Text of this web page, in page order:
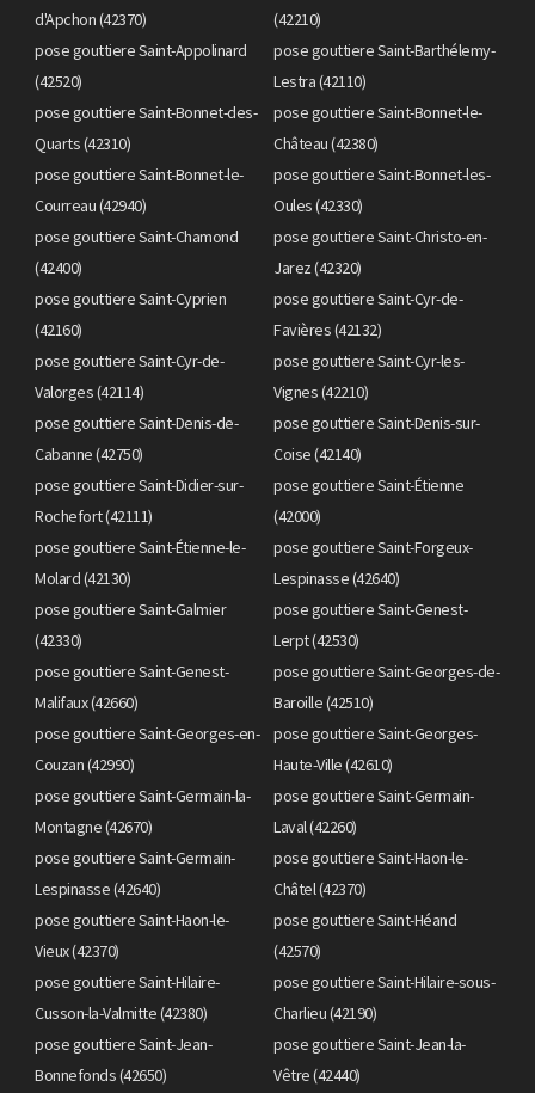
d'Apchon (42370)
(42210)
pose gouttiere Saint-Appolinard
(42520)
pose gouttiere Saint-Barthélemy-
Lestra (42110)
pose gouttiere Saint-Bonnet-des-
Quarts (42310)
pose gouttiere Saint-Bonnet-le-
Château (42380)
pose gouttiere Saint-Bonnet-le-
Courreau (42940)
pose gouttiere Saint-Bonnet-les-
Oules (42330)
pose gouttiere Saint-Chamond
(42400)
pose gouttiere Saint-Christo-en-
Jarez (42320)
pose gouttiere Saint-Cyprien
(42160)
pose gouttiere Saint-Cyr-de-
Favières (42132)
pose gouttiere Saint-Cyr-de-
Valorges (42114)
pose gouttiere Saint-Cyr-les-
Vignes (42210)
pose gouttiere Saint-Denis-de-
Cabanne (42750)
pose gouttiere Saint-Denis-sur-
Coise (42140)
pose gouttiere Saint-Didier-sur-
Rochefort (42111)
pose gouttiere Saint-Étienne
(42000)
pose gouttiere Saint-Étienne-le-
Molard (42130)
pose gouttiere Saint-Forgeux-
Lespinasse (42640)
pose gouttiere Saint-Galmier
(42330)
pose gouttiere Saint-Genest-
Lerpt (42530)
pose gouttiere Saint-Genest-
Malifaux (42660)
pose gouttiere Saint-Georges-de-
Baroille (42510)
pose gouttiere Saint-Georges-en-
Couzan (42990)
pose gouttiere Saint-Georges-
Haute-Ville (42610)
pose gouttiere Saint-Germain-la-
Montagne (42670)
pose gouttiere Saint-Germain-
Laval (42260)
pose gouttiere Saint-Germain-
Lespinasse (42640)
pose gouttiere Saint-Haon-le-
Châtel (42370)
pose gouttiere Saint-Haon-le-
Vieux (42370)
pose gouttiere Saint-Héand
(42570)
pose gouttiere Saint-Hilaire-
Cusson-la-Valmitte (42380)
pose gouttiere Saint-Hilaire-sous-
Charlieu (42190)
pose gouttiere Saint-Jean-
Bonnefonds (42650)
pose gouttiere Saint-Jean-la-
Vêtre (42440)